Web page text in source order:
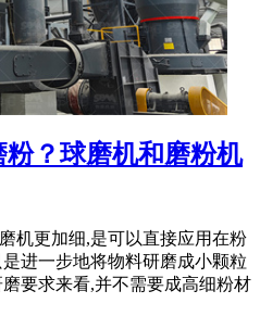
？球磨机和磨粉机
机更加细,是可以直接应用在粉
进一步地将物料研磨成小颗粒
要求来看,并不需要成高细粉材